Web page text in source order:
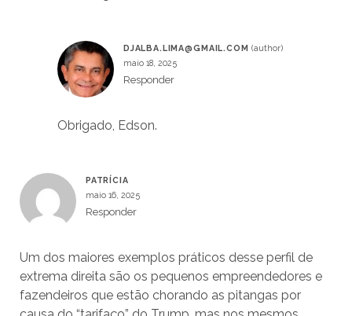
DJALBA.LIMA@GMAIL.COM
maio 18, 2025
Responder
Obrigado, Edson.
PATRÍCIA
maio 16, 2025
Responder
Um dos maiores exemplos práticos desse perfil de
extrema direita são os pequenos empreendedores e
fazendeiros que estão chorando as pitangas por